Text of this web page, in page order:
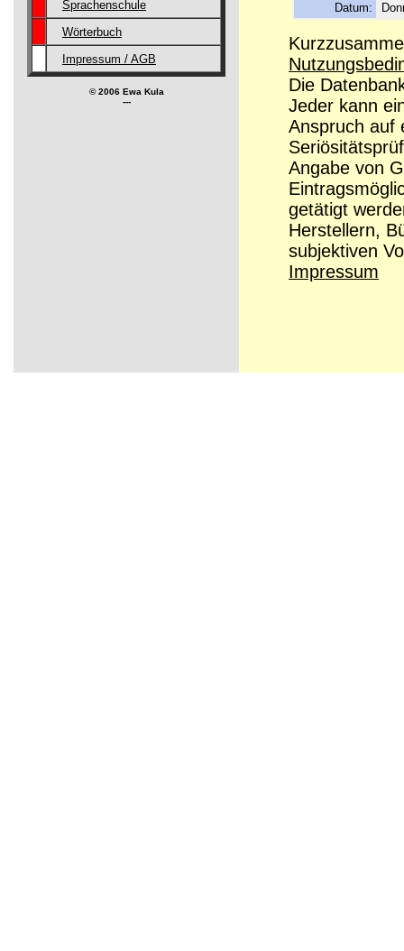
Sprachenschule
Wörterbuch
Impressum / AGB
© 2006 Ewa Kula
---
Datum:
Die
Jeder kann
Anspruch auf
Angabe von
getätigt
Herstellern,
subjektiven
Impressum